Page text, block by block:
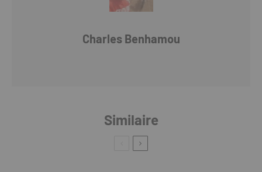
Charles Benhamou
Similaire